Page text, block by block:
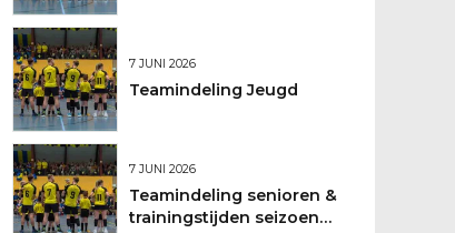
7 JUNI 2026
Teamindeling Jeugd
7 JUNI 2026
Teamindeling senioren &
trainingstijden seizoen